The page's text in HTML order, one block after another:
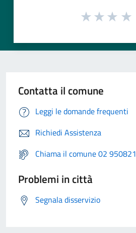
Contatta il comune
Leggi le domande frequenti
Richiedi Assistenza
Chiama il comune 02 950821
Problemi in città
Segnala disservizio